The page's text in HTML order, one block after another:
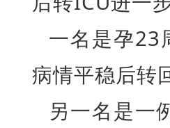
一名是孕23
病情平稳后转
另一名是一